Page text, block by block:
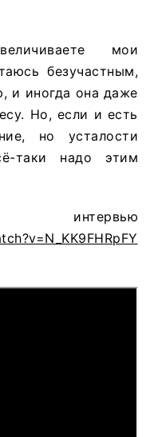
мои
безучастным,
и иногда она даже
Но, если и есть
но усталости
таки надо этим
интервью